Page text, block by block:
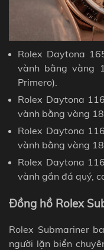
Rolex Daytona
vành bằng vàng
Primero).
Rolex Daytona
vành bằng vàng
Rolex Daytona
vành bằng vàng
Rolex Daytona
vành gắn đá quý,
Đồng hồ Rolex
Rolex Submariner
người lặn biển